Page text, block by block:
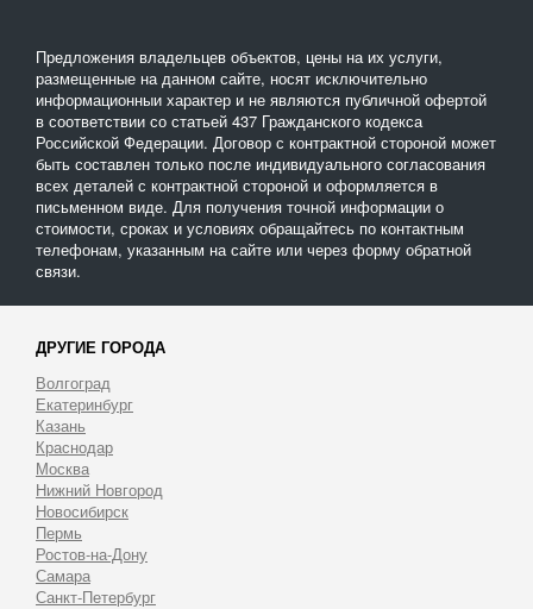
Предложения владельцев объектов, цены на их услуги,
размещенные на данном сайте, носят исключительно
информационныи характер и не являются публичной офертой
в соответствии со статьей 437 Гражданского кодекса
Российской Федерации. Договор с контрактной стороной может
быть составлен только после индивидуального согласования
всех деталей с контрактной стороной и оформляется в
письменном виде. Для получения точной информации о
стоимости, сроках и условиях обращайтесь по контактным
телефонам, указанным на сайте или через форму обратной
связи.
ДРУГИЕ ГОРОДА
Волгоград
Екатеринбург
Казань
Краснодар
Москва
Нижний Новгород
Новосибирск
Пермь
Ростов-на-Дону
Самара
Санкт-Петербург